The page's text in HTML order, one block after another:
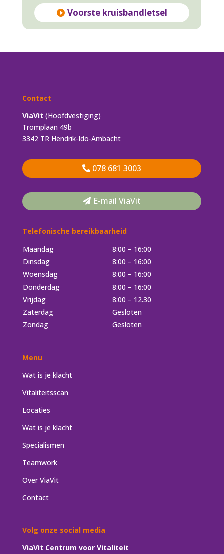
Voorste kruisbandletsel
Contact
ViaVit (Hoofdvestiging)
Tromplaan 49b
3342 TR Hendrik-Ido-Ambacht
078 681 3003
E-mail ViaVit
Telefonische bereikbaarheid
Maandag
8:00 – 16:00
Dinsdag
8:00 – 16:00
Woensdag
8:00 – 16:00
Donderdag
8:00 – 16:00
Vrijdag
8:00 – 12.30
Zaterdag
Gesloten
Zondag
Gesloten
Menu
Wat is je klacht
Vitaliteitsscan
Locaties
Wat is je klacht
Specialismen
Teamwork
Over ViaVit
Contact
Volg onze social media
ViaVit Centrum voor Vitaliteit